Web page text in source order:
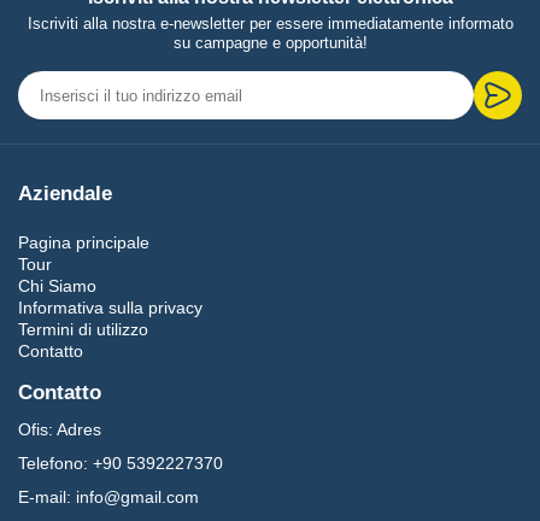
Iscriviti alla nostra e-newsletter per essere immediatamente informato
su campagne e opportunità!
Aziendale
Pagina principale
Tour
Chi Siamo
Informativa sulla privacy
Termini di utilizzo
Contatto
Contatto
Ofis: Adres
Telefono: +90 5392227370
E-mail: info@gmail.com